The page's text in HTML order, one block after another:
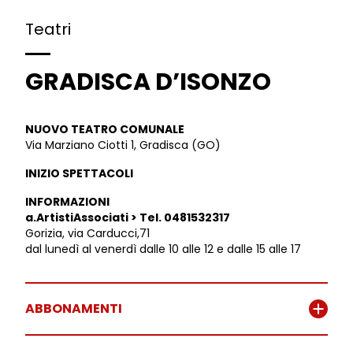
Teatri
GRADISCA D’ISONZO
NUOVO TEATRO COMUNALE
Via Marziano Ciotti 1, Gradisca (GO)
INIZIO SPETTACOLI
INFORMAZIONI
a.ArtistiAssociati > Tel. 0481532317
Gorizia, via Carducci,71
dal lunedì al venerdì dalle 10 alle 12 e dalle 15 alle 17
ABBONAMENTI